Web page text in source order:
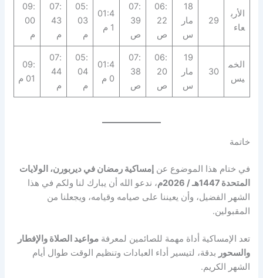
الأرب
عاء
29
18
مار
س
06:
22
ص
07:
39
ص
01:4
1 م
05:
03
م
07:
43
م
09:
00
م
الخم
يس
30
19
مار
س
06:
20
ص
07:
38
ص
01:4
0 م
05:
04
م
07:
44
م
09:
01 م
خاتمة
في ختام هذا الموضوع عنإمساكية رمضان في ديربورن، الولايات
المتحدة 1447هـ / 2026م
، ندعو الله أن يبارك لنا ولكم في هذا
الشهر الفضيل، وأن يعيننا على صيامه وقيامه، ويجعلنا من
المقبولين.
تعد الإمساكية أداة مهمة للصائمين لمعرفةمواعيد الصلاة والإفطار
والسحور بدقة، لتيسير أداء العبادات وتنظيم الوقت طوال أيام
الشهر الكريم.